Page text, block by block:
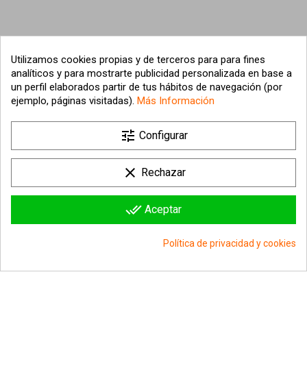
Información sobre la tienda 
Utilizamos cookies propias y de terceros para para fines
analíticos y para mostrarte publicidad personalizada en base a
un perfil elaborados partir de tus hábitos de navegación (por
ejemplo, páginas visitadas). Más Información
tune Configurar
clear Rechazar
done_all Aceptar
Política de privacidad y cookies